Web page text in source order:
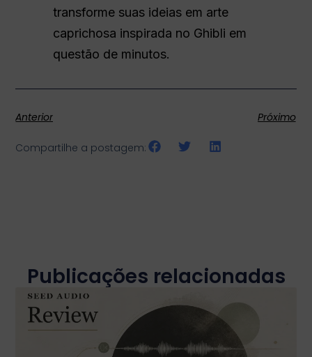
transforme suas ideias em arte
caprichosa inspirada no Ghibli em
questão de minutos.
Anterior Próximo
Compartilhe a postagem:
Publicações relacionadas